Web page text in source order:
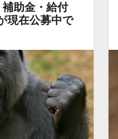
助金・給付
在公募中で